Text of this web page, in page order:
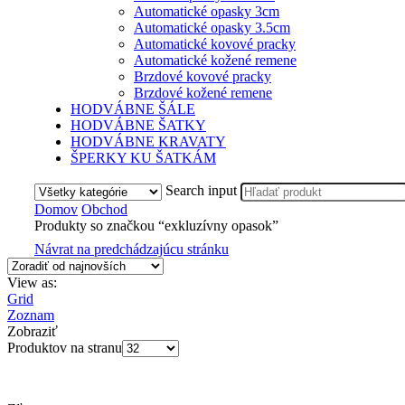
Automatické opasky 3cm
Automatické opasky 3.5cm
Automatické kovové pracky
Automatické kožené remene
Brzdové kovové pracky
Brzdové kožené remene
HODVÁBNE ŠÁLE
HODVÁBNE ŠATKY
HODVÁBNE KRAVATY
ŠPERKY KU ŠATKÁM
Search input
Domov Obchod
Produkty so značkou “exkluzívny opasok”
Návrat na predchádzajúcu stránku
View as:
Grid
Zoznam
Zobraziť
Produktov na stranu